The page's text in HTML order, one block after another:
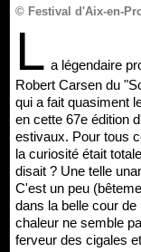
© Festival d'Aix-en-
L a légendaire
Robert Carsen du
qui a fait quasiment
en cette 67e édition
estivaux. Pour tous
la curiosité était
disait ? Une telle
C'est un peu
dans la belle cour
chaleur ne semble
ferveur des cigales